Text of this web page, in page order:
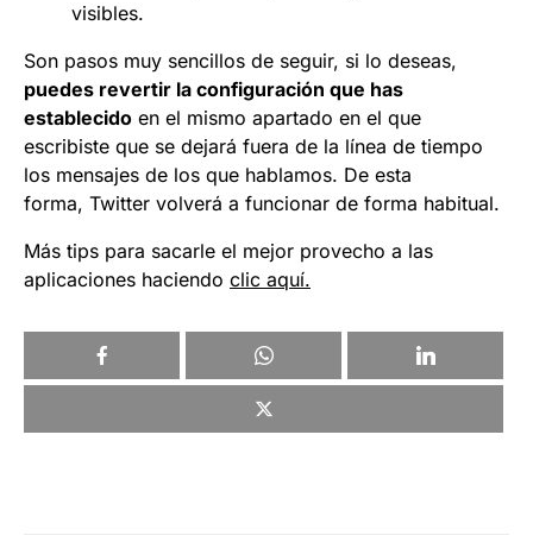
visibles.
Son pasos muy sencillos de seguir, si lo deseas,
puedes revertir la configuración que has
establecido en el mismo apartado en el que
escribiste que se dejará fuera de la línea de tiempo
los mensajes de los que hablamos. De esta
forma, Twitter volverá a funcionar de forma habitual.
Más tips para sacarle el mejor provecho a las
aplicaciones haciendo clic aquí.